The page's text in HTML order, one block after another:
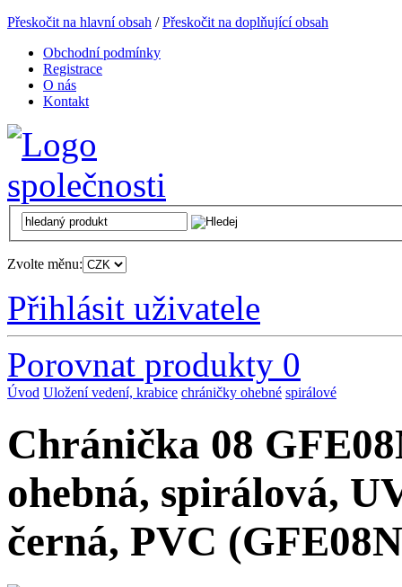
Přeskočit na hlavní obsah /Přeskočit na doplňující obsah
Obchodní podmínky
Registrace
O nás
Kontakt
Zvolte měnu:
Přihlásit uživatele
Porovnat produkty 0
Úvod Uložení vedení, krabice chráničky ohebné spirálové
Chránička 08
ohebná, spirálová,
černá, PVC